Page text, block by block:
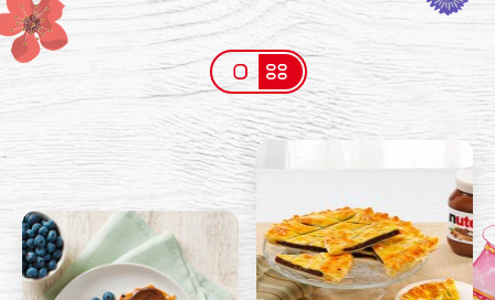
فطائر التوت و الزبادي مع
نوتيلا®